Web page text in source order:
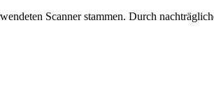
Scanner stammen. Durch